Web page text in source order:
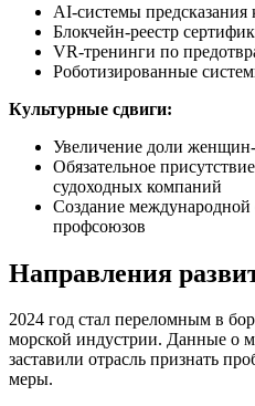
AI-системы предсказания
Блокчейн-реестр
VR-тренинги по
Роботизированные
Культурные сдвиги:
Увеличение доли
Обязательное
судоходных компаний
Создание
профсоюзов
Направления
2024 год стал переломным в
морской индустрии. Данные о
заставили отрасль признать
меры.